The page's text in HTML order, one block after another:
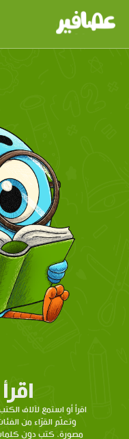
اقرأ أو استمع لآلاف
وتعلّم القرّاء من
مصورة، كتب دون